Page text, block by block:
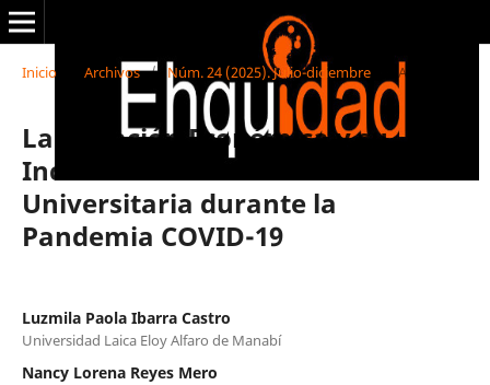
Inicio Archivos / Núm. 24 (2025). Julio-diciembre Artículos
La Situación Económica y su
Incidencia en la Deserción
Universitaria durante la
Pandemia COVID-19
Luzmila Paola Ibarra Castro
Universidad Laica Eloy Alfaro de Manabí
Nancy Lorena Reyes Mero